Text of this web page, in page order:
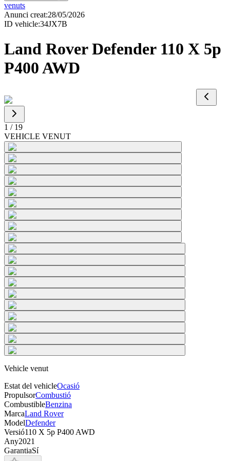
venuts
Anunci creat:28/05/2026
ID vehicle:34JX7B
Land Rover Defender 110 X 5p
P400 AWD
1 / 19
VEHICLE VENUT
Vehicle venut
Estat del vehicleOcasió
PropulsorCombustió
CombustibleBenzina
MarcaLand Rover
ModelDefender
Versió110 X 5p P400 AWD
Any2021
GarantiaSí